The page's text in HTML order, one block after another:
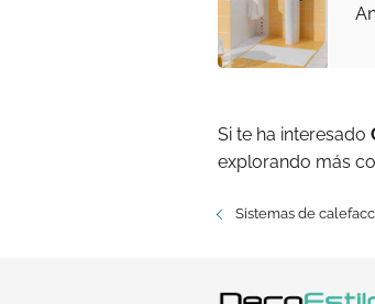
Si te ha interesado
explorando más
Sistemas de